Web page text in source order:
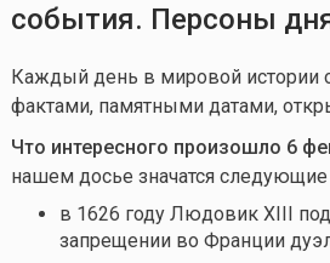
события. Персоны
Каждый день в мировой истории
фактами, памятными датами,
Что интересного произошло 6
нашем досье значатся следующие
в 1626 году Людовик XIII
запрещении во Франции